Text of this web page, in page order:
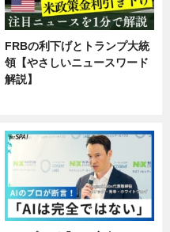
FRBの利下げとトランプ大統
領【やさしいニュースワード
解説】